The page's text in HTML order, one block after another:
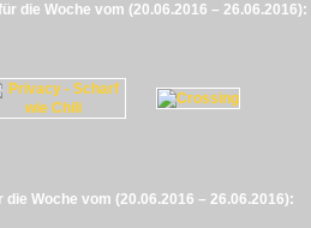
die Woche vom (20.06.2016 – 26.06.2016):
Woche vom (20.06.2016 – 26.06.2016):